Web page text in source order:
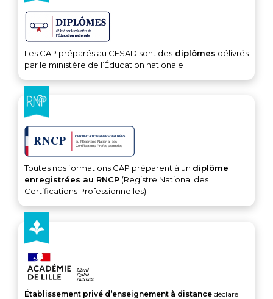
Les CAP préparés au CESAD sont des diplômes délivrés
par le ministère de l’Éducation nationale
Toutes nos formations CAP préparent à un diplôme
enregistrées au RNCP (Registre National des
Certifications Professionnelles)
Établissement privé d’enseignement à distance déclaré